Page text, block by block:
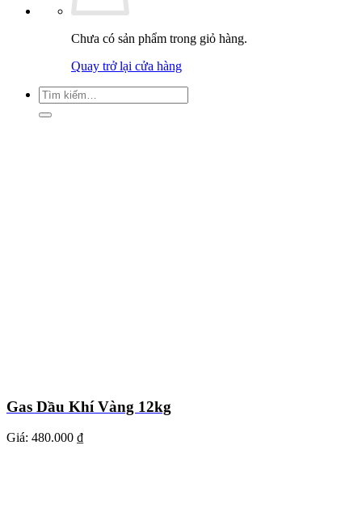
Chưa có sản phẩm trong giỏ hàng.
Quay trở lại cửa hàng
Tìm
kiếm:
Gas Dầu Khí Vàng 12kg
Giá: 480.000 ₫